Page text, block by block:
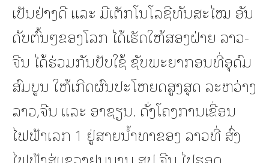
ເປັນຢ່າງດີ ແລະ ມີເຕັກໂນໂລຊີທັນສະໄໝ ອັນ
ດັບຕົ້ນໆຂອງໂລກ ໄດ້ເຮັດໃຫ້ສອງຝ່າຍ ລາວ-
ຈີນ ໄດ້ຮ່ວມກັນປັບໃຊ້ ຊັບພະຍາກອນທີ່ອຸດົມ
ສົມບູນ ໃຫ້ເກີດຜົນປະໂຫຍດສູງສຸດ ລະຫວ່າງ
ລາວ,ຈີນ ແລະ ອາຊຽນ. ດັ່ງໂຄງການເຂື່ອນ
ໄຟຟ້າເລກ 1 ຢູ່ສາຍນໍ້າທາຂອງ ລາວທີ່ ສົ່ງ